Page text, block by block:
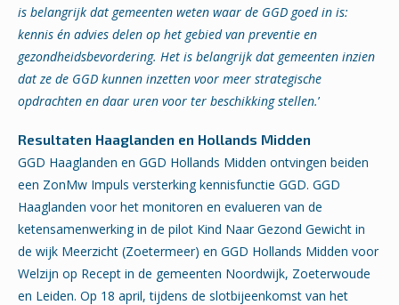
is belangrijk dat gemeenten weten waar de GGD goed in is:
kennis én advies delen op het gebied van preventie en
gezondheidsbevordering. Het is belangrijk dat gemeenten inzien
dat ze de GGD kunnen inzetten voor meer strategische
opdrachten en daar uren voor ter beschikking stellen.’
Resultaten Haaglanden en Hollands Midden
GGD Haaglanden en GGD Hollands Midden ontvingen beiden
een ZonMw Impuls versterking kennisfunctie GGD. GGD
Haaglanden voor het monitoren en evalueren van de
ketensamenwerking in de pilot Kind Naar Gezond Gewicht in
de wijk Meerzicht (Zoetermeer) en GGD Hollands Midden voor
Welzijn op Recept in de gemeenten Noordwijk, Zoeterwoude
en Leiden. Op 18 april, tijdens de slotbijeenkomst van het